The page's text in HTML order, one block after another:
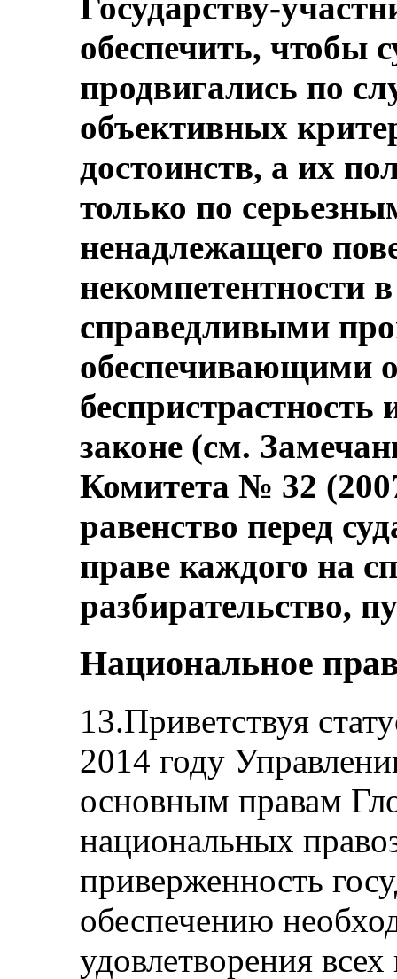
Государству-
обеспечить, чтобы
продвигались по
объективных
достоинств, а их
только по
ненадлежащего
некомпетентности
справедливыми
обеспечивающими
законе (см.
Комитета № 32
равенство перед
праве каждого на
разбирательство,
Национальное
13.Приветствуя
2014 году
основным правам
национальных
приверженность
обеспечению
удовлетворения